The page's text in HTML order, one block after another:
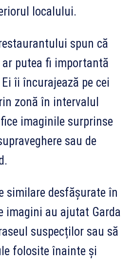
localului.
spun că
putea fi importantă
îi încurajează pe cei
zonă în intervalul
imaginile surprinse
sau de
similare desfășurate în
imagini au ajutat Garda
suspecților sau să
folosite înainte și